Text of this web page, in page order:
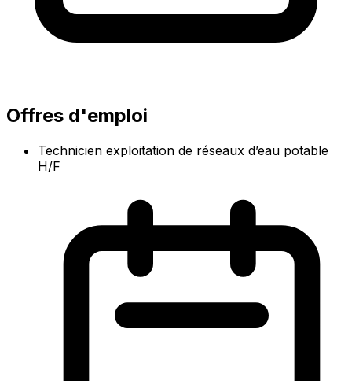
Offres d'emploi
Technicien exploitation de réseaux d’eau potable
H/F